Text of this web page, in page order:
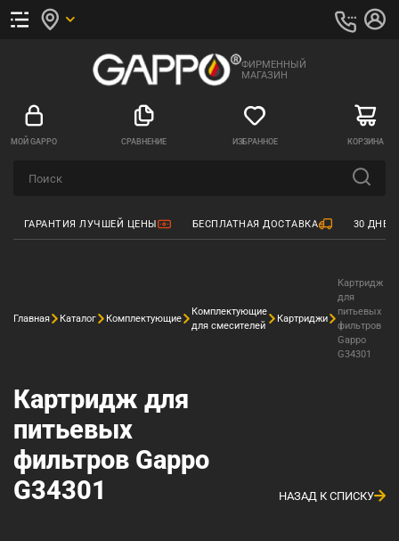
ФИРМЕННЫЙ
МАГАЗИН
МОЙ GAPPO СРАВНЕНИЕ ИЗБРАННОЕ КОРЗИНА
ГАРАНТИЯ ЛУЧШЕЙ ЦЕНЫ БЕСПЛАТНАЯ ДОСТАВКА 30
Главная Каталог Комплектующие
Комплектующие
для смесителей
Картриджи
Картридж
для
питьевых
фильтров
Gappo
G34301
Картридж для
питьевых
фильтров Gappo
G34301
НАЗАД К СПИСКУ